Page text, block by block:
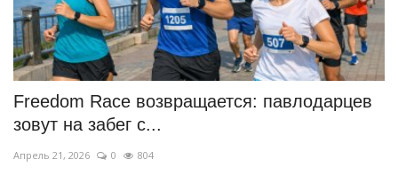
Freedom Race возвращается: павлодарцев
зовут на забег с...
Апрель 21, 2026 0 804